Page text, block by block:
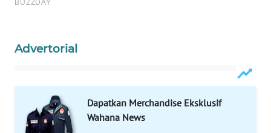
Advertorial
Dapatkan Merchandise Eksklusif
Wahana News
WN
LIKUPANG